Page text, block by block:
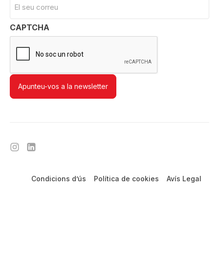
(Required)
CAPTCHA
Condicions d’ús Política de cookies Avís Legal